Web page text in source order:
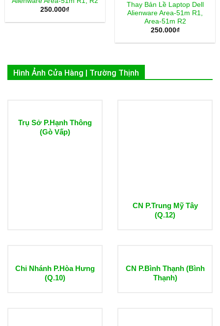
250.000₫
Thay Bản Lề Laptop Dell
Alienware Area-51m R1,
Area-51m R2
250.000₫
Hình Ảnh Cửa Hàng | Trường Thịnh
Trụ Sở P.Hạnh Thông
(Gò Vấp)
CN P.Trung Mỹ Tây
(Q.12)
Chi Nhánh P.Hòa Hưng
(Q.10)
CN P.Bình Thạnh (Bình
Thạnh)